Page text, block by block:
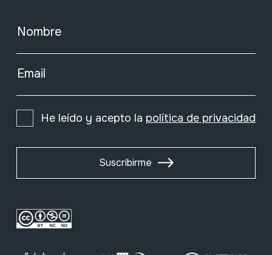
Nombre
Email
He leído y acepto la política de privacidad
Suscribirme